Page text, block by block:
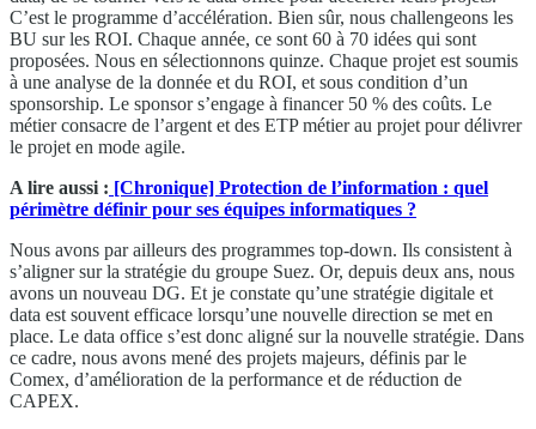
C’est le programme d’accélération. Bien sûr, nous challengeons les
BU sur les ROI. Chaque année, ce sont 60 à 70 idées qui sont
proposées. Nous en sélectionnons quinze. Chaque projet est soumis
à une analyse de la donnée et du ROI, et sous condition d’un
sponsorship. Le sponsor s’engage à financer 50 % des coûts. Le
métier consacre de l’argent et des ETP métier au projet pour délivrer
le projet en mode agile.
A lire aussi : [Chronique] Protection de l’information : quel
périmètre définir pour ses équipes informatiques ?
Nous avons par ailleurs des programmes top-down. Ils consistent à
s’aligner sur la stratégie du groupe Suez. Or, depuis deux ans, nous
avons un nouveau DG. Et je constate qu’une stratégie digitale et
data est souvent efficace lorsqu’une nouvelle direction se met en
place. Le data office s’est donc aligné sur la nouvelle stratégie. Dans
ce cadre, nous avons mené des projets majeurs, définis par le
Comex, d’amélioration de la performance et de réduction de
CAPEX.